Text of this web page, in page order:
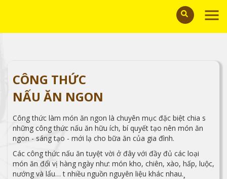
CÔNG THỨC
NẤU ĂN NGON
Công thức làm món ăn ngon là chuyên mục đặc biệt chia s
những công thức nấu ăn hữu ích, bí quyết tạo nên món ăn
ngon - sáng tạo - mới lạ cho bữa ăn của gia đình.
Các công thức nấu ăn tuyệt vời ở đây với đầy đủ các loại
món ăn đổi vị hàng ngày như: món kho, chiên, xào, hấp, luộc,
nướng và lẩu… t nhiều nguồn nguyên liệu khác nhau.¸